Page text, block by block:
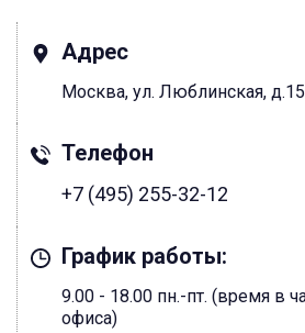
Адрес
Москва, ул. Люблинская,
Телефон
+7 (495) 255-32-12
График работы:
9.00 - 18.00 пн.-пт. (время в
офиса)